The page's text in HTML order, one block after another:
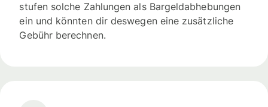
stufen solche Zahlungen als Bargeldabhebungen
ein und könnten dir deswegen eine zusätzliche
Gebühr berechnen.